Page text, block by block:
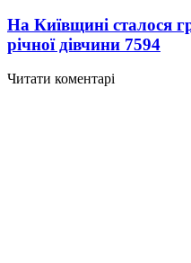
На Київщині сталося
річної дівчини 7594
Читати коментарі